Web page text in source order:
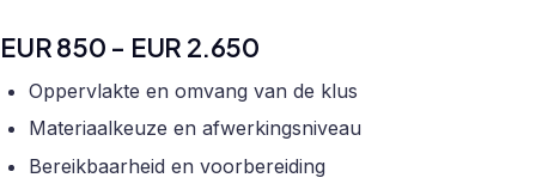
EUR 850 - EUR 2.650
Oppervlakte en omvang van de klus
Materiaalkeuze en afwerkingsniveau
Bereikbaarheid en voorbereiding